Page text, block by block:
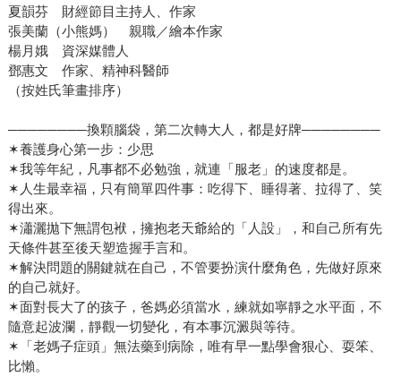
夏韻芬 財經節目主持人、作家
張美蘭（小熊媽） 親職／繪本作家
楊月娥 資深媒體人
鄧惠文 作家、精神科醫師
（按姓氏筆畫排序）
────────換顆腦袋，第二次轉大人，都是好牌────────
✶養護身心第一步：少思
✶我等年紀，凡事都不必勉強，就連「服老」的速度都是。
✶人生最幸福，只有簡單四件事：吃得下、睡得著、拉得了、笑
得出來。
✶瀟灑拋下無謂包袱，擁抱老天爺給的「人設」，和自己所有先
天條件甚至後天塑造握手言和。
✶解決問題的關鍵就在自己，不管要扮演什麼角色，先做好原來
的自己就好。
✶面對長大了的孩子，爸媽必須當水，練就如寧靜之水平面，不
隨意起波瀾，靜觀一切變化，有本事沉澱與等待。
✶「老媽子症頭」無法藥到病除，唯有早一點學會狠心、耍笨、
比懶。